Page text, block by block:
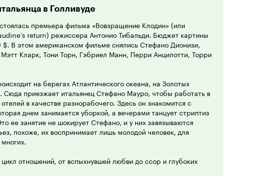
образ Стефано проще, чем чувственный и
и, тем более, проще последующих разноплановых работ
сдержанность и страсть, современное рыцарство и
напоминают Джозефа Доннелли, героя Тома Круза из другой
о любви «Далеко-далеко» (1992).
“Claudine’s Return” – «Поцелуй огня», не популярно, в
Клодин», хотя оно яснее ясного отражает основную суть
к драме. Да, прекрасен и жарок поцелуй огня. Но пламя
пути, оставляя позади только уголья боли и прах потерь.
в Голливуде
премьера фильма «Вовзращение Клодин» (или
return) режиссера Антонио Тибальди. Бюджет картины
В этом американском фильме снялись Стефано Дионизи,
Кларк, Тони Торн, Гэбриел Манн, Перри Анцилотти, Торри
на берегах Атлантического океана, на Золотых
приезжает итальянец Стефано Мауро, чтобы работать в
в качестве разнорабочего. Здесь он знакомится с
днем занимается уборкой, а вечерами танцует стриптиз
ее занятие не шокирует Стефано, и у них завязываются
похоже, их воспринимает лишь молодой человек, для
отношений, от вспыхнувшей любви до ссор и глубоких